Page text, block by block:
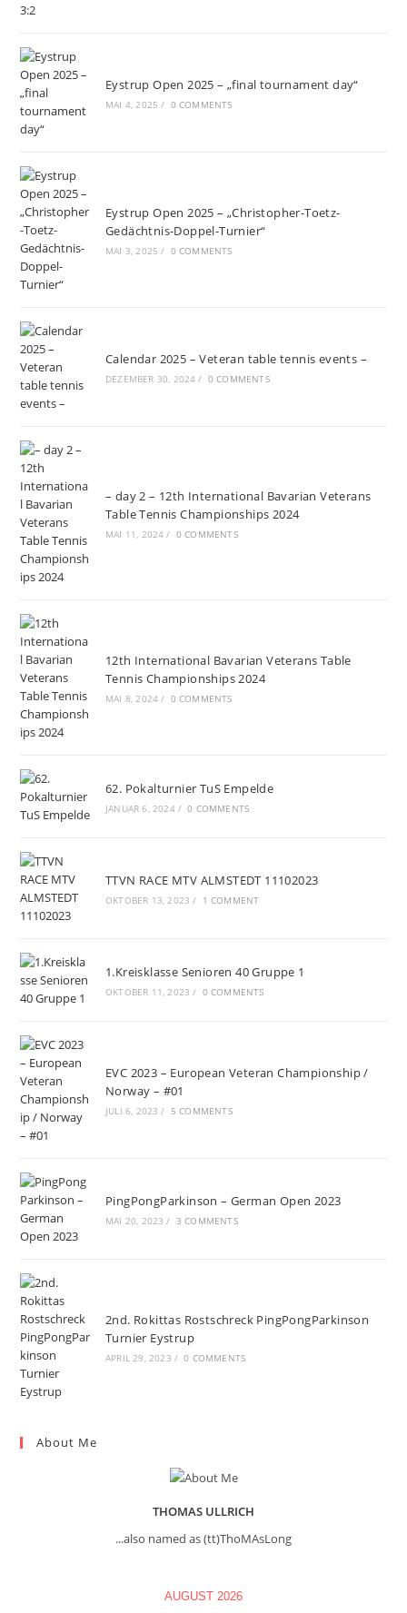
Eystrup Open 2025 – „final tournament day“
MAI 4, 2025 / 0 COMMENTS
Eystrup Open 2025 – „Christopher-Toetz-
Gedächtnis-Doppel-Turnier“
MAI 3, 2025 / 0 COMMENTS
Calendar 2025 – Veteran table tennis events –
DEZEMBER 30, 2024 / 0 COMMENTS
– day 2 – 12th International Bavarian Veterans
Table Tennis Championships 2024
MAI 11, 2024 / 0 COMMENTS
12th International Bavarian Veterans Table
Tennis Championships 2024
MAI 8, 2024 / 0 COMMENTS
62. Pokalturnier TuS Empelde
JANUAR 6, 2024 / 0 COMMENTS
TTVN RACE MTV ALMSTEDT 11102023
OKTOBER 13, 2023 / 1 COMMENT
1.Kreisklasse Senioren 40 Gruppe 1
OKTOBER 11, 2023 / 0 COMMENTS
EVC 2023 – European Veteran Championship /
Norway – #01
JULI 6, 2023 / 5 COMMENTS
PingPongParkinson – German Open 2023
MAI 20, 2023 / 3 COMMENTS
2nd. Rokittas Rostschreck PingPongParkinson
Turnier Eystrup
APRIL 29, 2023 / 0 COMMENTS
About Me
THOMAS ULLRICH
...also named as (tt)ThoMAsLong
AUGUST 2026